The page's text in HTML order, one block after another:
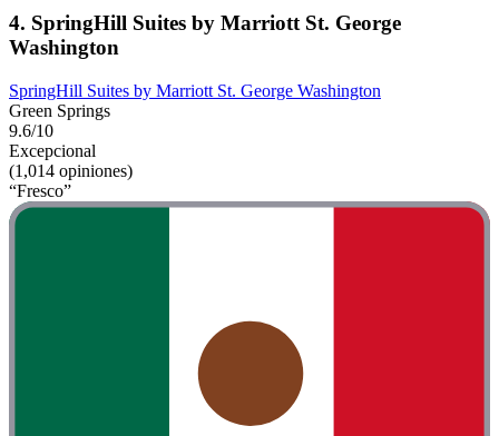
4. SpringHill Suites by Marriott St. George
Washington
SpringHill Suites by Marriott St. George Washington
Green Springs
9.6/10
Excepcional
(1,014 opiniones)
“Fresco”